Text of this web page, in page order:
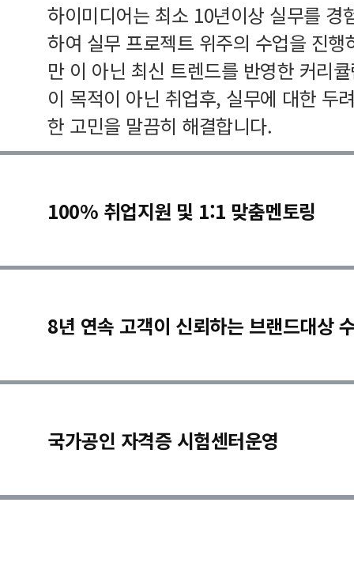
하이미디어는 최소 10년이상 실무를 경
하여 실무 프로젝트 위주의 수업을 진
만 이 아닌 최신 트렌드를 반영한 커리
이 목적이 아닌 취업후, 실무에 대한 두
한 고민을 말끔히 해결합니다.
100% 취업지원 및 1:1 맞춤멘토링
8년 연속 고객이 신뢰하는 브랜드대상
국가공인 자격증 시험센터운영